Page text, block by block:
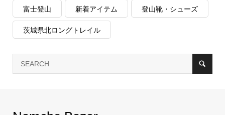
富士登山 新着アイテム 登山靴・シューズ
茨城県北ロングトレイル